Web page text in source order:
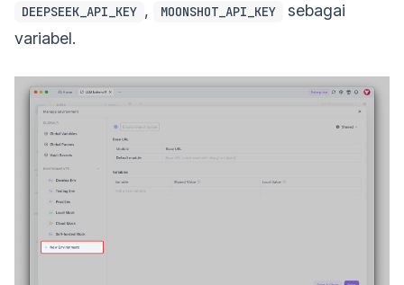
DEEPSEEK_API_KEY , MOONSHOT_API_KEY
sebagai
variabel.